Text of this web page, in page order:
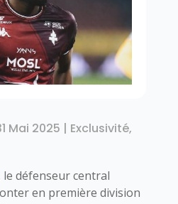
Mai 2025 | Exclusivité,
le défenseur central
en première division